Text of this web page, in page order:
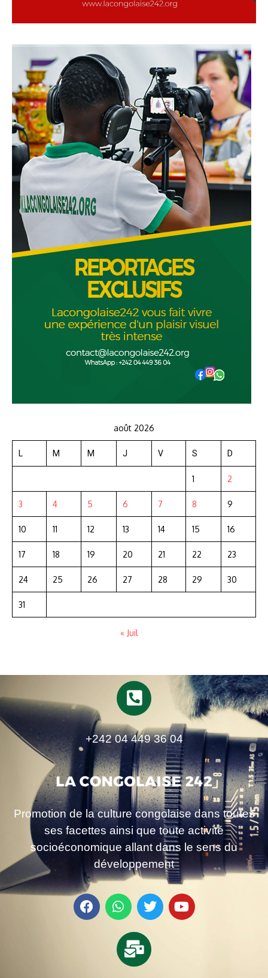
août 2026
L M M J V S D
1 2
3 4 5 6 7 8 9
10 11 12 13 14 15 16
17 18 19 20 21 22 23
24 25 26 27 28 29 30
31
« Juil
+242 04 449 36 04
Promotion de la culture congolaise dans toutes
ses facettes ainsi que toute activité
socioéconomique allant dans le sens du
développement